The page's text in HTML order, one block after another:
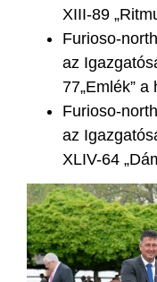
XIII-89
Furioso-
az
77„Emlék”
Furioso-
az
XLIV-64